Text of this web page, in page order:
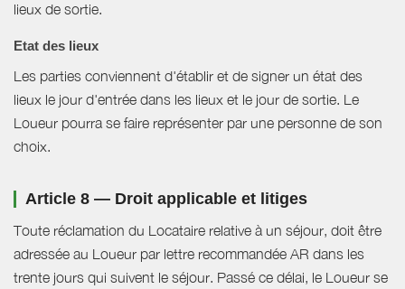
lieux de sortie.
Etat des lieux
Les parties conviennent d'établir et de signer un état des
lieux le jour d'entrée dans les lieux et le jour de sortie. Le
Loueur pourra se faire représenter par une personne de son
choix.
Article 8 — Droit applicable et litiges
Toute réclamation du Locataire relative à un séjour, doit être
adressée au Loueur par lettre recommandée AR dans les
trente jours qui suivent le séjour. Passé ce délai, le Loueur se